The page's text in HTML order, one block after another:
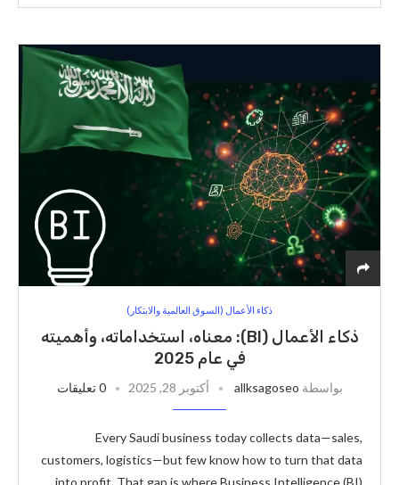
ذكاء الأعمال (السوق العالمية والابتكار)
ذكاء الأعمال (BI): معناه، استخداماته، وأهميته
في عام 2025
بواسطة allksagoseo أكتوبر 28, 2025 0 تعليقات
Every Saudi business today collects data—sales,
customers, logistics—but few know how to turn that data
into profit. That gap is where Business Intelligence (BI)